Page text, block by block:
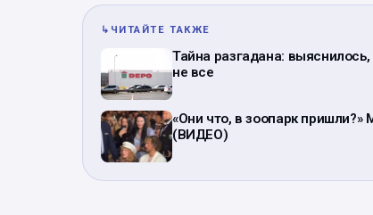
↳ ЧИТАЙТЕ ТАКЖЕ
Тайна разгадана:
не все
«Они что, в зоопарк
(ВИДЕО)